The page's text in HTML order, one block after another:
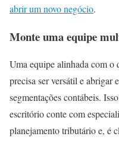
abrir um novo negócio.
Monte uma equipe
Uma equipe alinhada com o
precisa ser versátil e abrigar
segmentações contábeis.
escritório conte com
planejamento tributário e, é